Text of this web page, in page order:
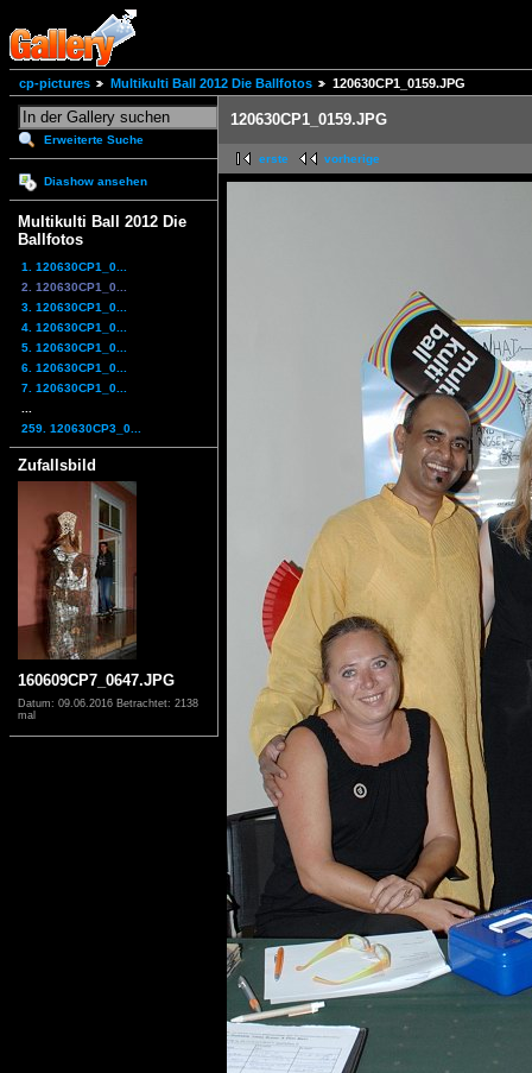
cp-pictures Multikulti Ball 2012 Die Ballfotos 120630CP1_0159.JPG
Erweiterte Suche
Diashow ansehen
Multikulti Ball 2012 Die
Ballfotos
1. 120630CP1_0...
2. 120630CP1_0...
3. 120630CP1_0...
4. 120630CP1_0...
5. 120630CP1_0...
6. 120630CP1_0...
7. 120630CP1_0...
259. 120630CP3_0...
Zufallsbild
160609CP7_0647.JPG
Datum: 09.06.2016 Betrachtet: 2138
mal
120630CP1_0159.JPG
erste vorherige